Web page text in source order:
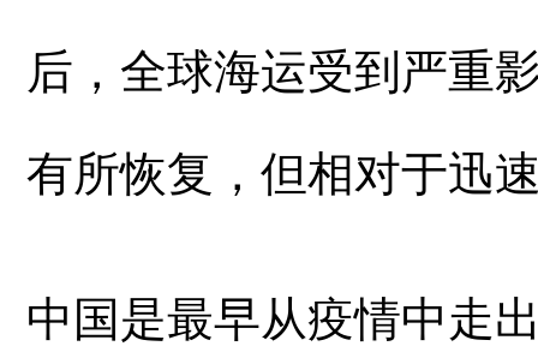
后，全球海运受到严重
有所恢复，但相对于迅
中国是最早从疫情中走